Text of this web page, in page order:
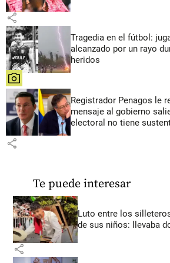
share
Tragedia en el fútbol:
alcanzado por un rayo
heridos
share
Registrador Penagos le
mensaje al gobierno
electoral no tiene
share
Te puede interesar
Luto entre los
de sus niños: llevaba
share